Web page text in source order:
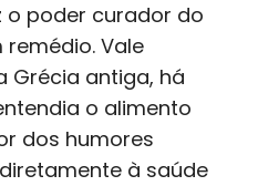
o poder curador do
Vale
Grécia antiga, há
o alimento
dos humores
à saúde